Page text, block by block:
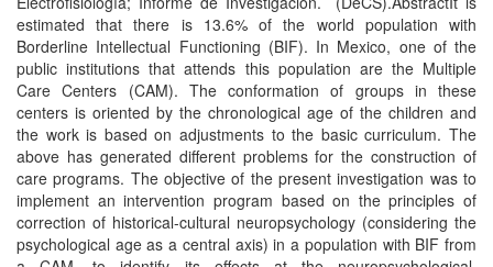
estimated that there is 13.6% of the world population with
Borderline Intellectual Functioning (BIF). In Mexico, one of the
public institutions that attends this population are the Multiple
Care Centers (CAM). The conformation of groups in these
centers is oriented by the chronological age of the children and
the work is based on adjustments to the basic curriculum. The
above has generated different problems for the construction of
care programs. The objective of the present investigation was to
implement an intervention program based on the principles of
correction of historical-cultural neuropsychology (considering the
psychological age as a central axis) in a population with BIF from